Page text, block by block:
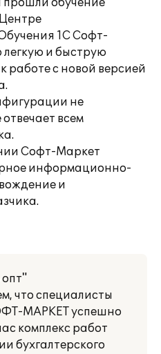
обучение
1С Софт-
легкую и быструю
с новой версией
не
всем
Софт-Маркет
информационно-
и
что специалисты
МАРКЕТ успешно
комплекс работ
бухгалтерского